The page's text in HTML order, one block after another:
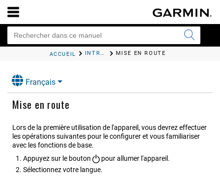
ACCUEIL INTRODUCTION MISE EN ROUTE
Français
Mise en route
Lors de la première utilisation de l'appareil, vous devrez effectuer
les opérations suivantes pour le configurer et vous familiariser
avec les fonctions de base.
Appuyez sur le bouton
pour allumer l'appareil.
Sélectionnez votre langue.